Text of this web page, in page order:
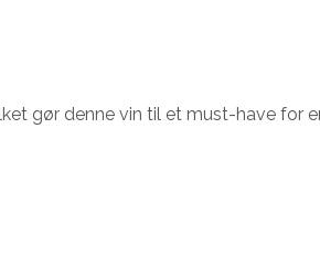
gør denne vin til et must-have for